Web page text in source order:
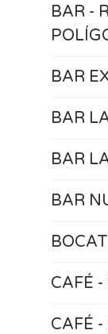
BAR -
BAR
BAR
BAR
BAR
CAFÉ
CAFÉ